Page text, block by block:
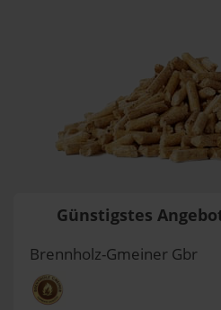
Günstigstes
Brennholz-Gmeiner Gbr